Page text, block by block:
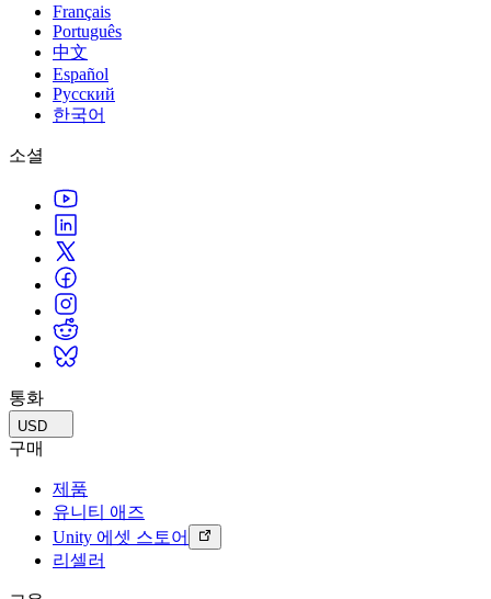
Français
Português
中文
Español
Русский
한국어
소셜
통화
USD
구매
제품
유니티 애즈
Unity 에셋 스토어
리셀러